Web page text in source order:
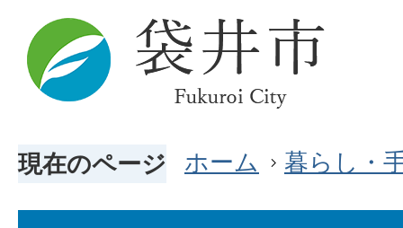
現在のページ ホーム 暮らし・